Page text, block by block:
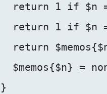
return 1 if $n
return 1 if $n
return
$memos{$n} =
}